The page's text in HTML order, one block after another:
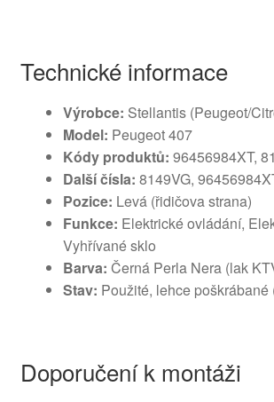
Technické informace
Výrobce: Stellantis (Peugeot/
Model: Peugeot 407
Kódy produktů: 96456984XT,
Další čísla: 8149VG,
Pozice: Levá (řidičova strana)
Funkce: Elektrické ovládání,
Vyhřívané sklo
Barva: Černá Perla Nera (lak
Stav: Použité, lehce poškrábané
Doporučení k montáži